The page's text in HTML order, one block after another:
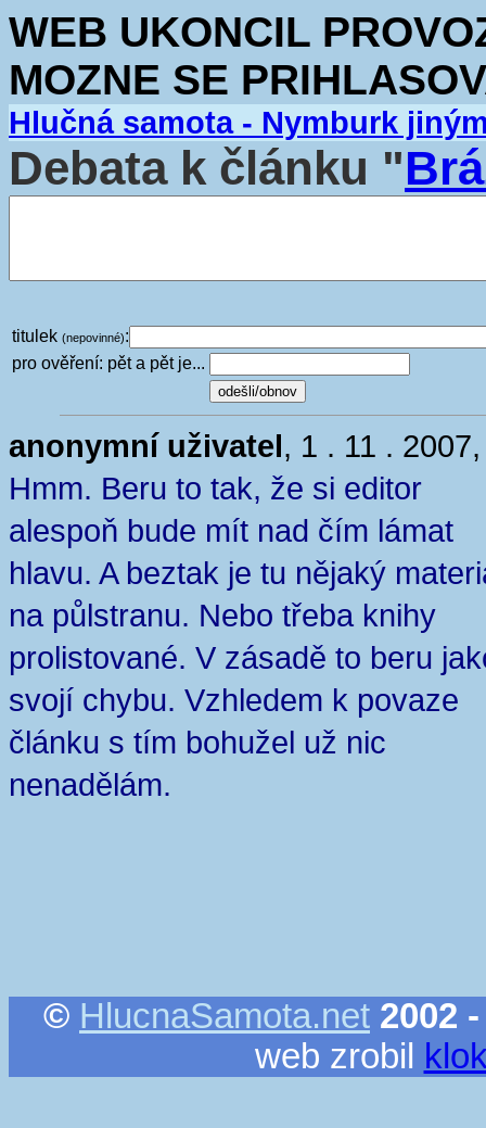
WEB UKONCIL
MOZNE SE
Hlučná samota - Nymburk
Debata k článku "
titulek (nepovinné):
pro ověření: pět a pět je...
anonymní uživatel, 1 . 11 .
Hmm. Beru to tak, že si editor
alespoň bude mít nad čím lámat
hlavu. A beztak je tu nějaký
na půlstranu. Nebo třeba knihy
prolistované. V zásadě to beru
svojí chybu. Vzhledem k povaze
článku s tím bohužel už nic
nenadělám.
© HlucnaSamota.net 2002
web zrobil